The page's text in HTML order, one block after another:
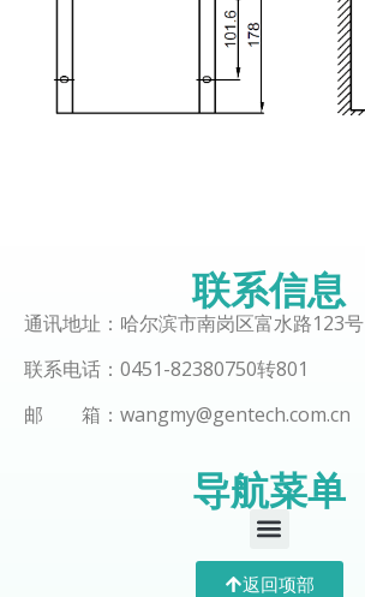
联系信息
通讯地址：哈尔滨市南岗区富水路123号
联系电话：0451-82380750转801
邮 箱：wangmy@gentech.com.cn
导航菜单
返回项部